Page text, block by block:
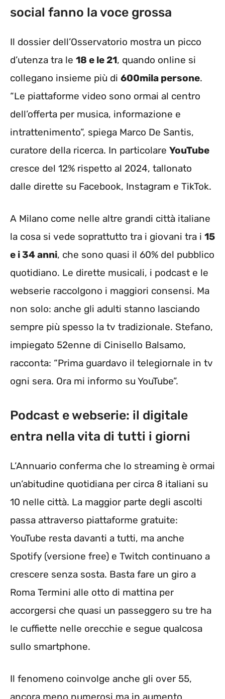
social fanno la voce grossa
Il dossier dell’Osservatorio mostra un picco
d’utenza tra le 18 e le 21, quando online si
collegano insieme più di 600mila persone.
“Le piattaforme video sono ormai al centro
dell’offerta per musica, informazione e
intrattenimento”, spiega Marco De Santis,
curatore della ricerca. In particolare YouTube
cresce del 12% rispetto al 2024, tallonato
dalle dirette su Facebook, Instagram e TikTok.
A Milano come nelle altre grandi città italiane
la cosa si vede soprattutto tra i giovani tra i 15
e i 34 anni, che sono quasi il 60% del pubblico
quotidiano. Le dirette musicali, i podcast e le
webserie raccolgono i maggiori consensi. Ma
non solo: anche gli adulti stanno lasciando
sempre più spesso la tv tradizionale. Stefano,
impiegato 52enne di Cinisello Balsamo,
racconta: “Prima guardavo il telegiornale in tv
ogni sera. Ora mi informo su YouTube”.
Podcast e webserie: il digitale
entra nella vita di tutti i giorni
L’Annuario conferma che lo streaming è ormai
un’abitudine quotidiana per circa 8 italiani su
10 nelle città. La maggior parte degli ascolti
passa attraverso piattaforme gratuite:
YouTube resta davanti a tutti, ma anche
Spotify (versione free) e Twitch continuano a
crescere senza sosta. Basta fare un giro a
Roma Termini alle otto di mattina per
accorgersi che quasi un passeggero su tre ha
le cuffiette nelle orecchie e segue qualcosa
sullo smartphone.
Il fenomeno coinvolge anche gli over 55,